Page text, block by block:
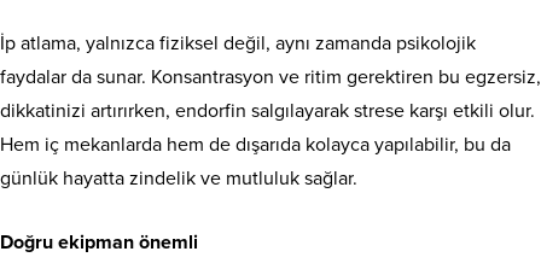
İp atlama, yalnızca fiziksel değil, aynı zamanda psikolojik
faydalar da sunar. Konsantrasyon ve ritim gerektiren bu egzersiz,
dikkatinizi artırırken, endorfin salgılayarak strese karşı etkili olur.
Hem iç mekanlarda hem de dışarıda kolayca yapılabilir, bu da
günlük hayatta zindelik ve mutluluk sağlar.
Doğru ekipman önemli